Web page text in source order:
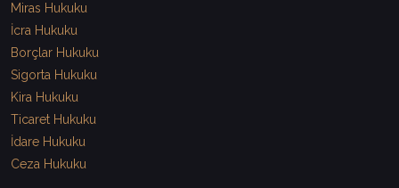
Miras Hukuku
İcra Hukuku
Borçlar Hukuku
Sigorta Hukuku
Kira Hukuku
Ticaret Hukuku
İdare Hukuku
Ceza Hukuku